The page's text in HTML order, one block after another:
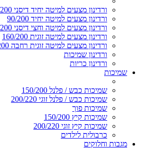
ורדינון מצעים למיטה יחיד דיסני 90/200
ורדינון מצעים למיטה יחיד 90/200
ורדינון מצעים למיטה וחצי דיסני 120/200
ורדינון מצעים למיטה זוגית 160/200
ורדינון מצעים למיטה זוגית רחבה 180/200
ורדינון שמיכות
ורדינון כריות
שמיכות
שמיכות כבש / פלנל 150/200
שמיכות כבש / פלנל זוגי 200/220
שמיכות פוך
שמיכות קיץ 150/200
שמיכות קיץ זוגי 200/220
כרבולית לילדים
מגבות וחלוקים